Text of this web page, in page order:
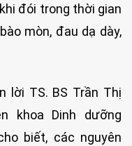
đói trong thời gian
mòn, đau dạ dày,
lời TS. BS Trần Thị
khoa Dinh dưỡng
biết, các nguyên